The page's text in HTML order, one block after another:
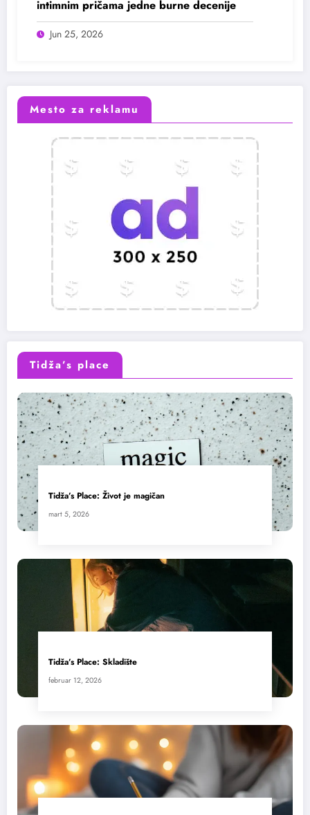
intimnim pričama jedne burne decenije
Jun 25, 2026
Mesto za reklamu
Tidža’s place
Tidža’s Place: Život je magičan
mart 5, 2026
Tidža’s Place: Skladište
februar 12, 2026